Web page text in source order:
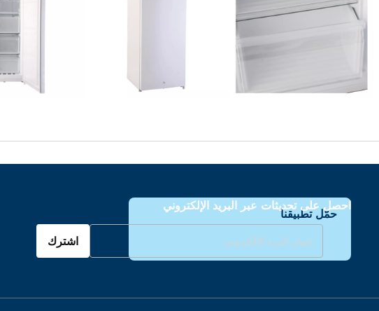
حمّل تطبيقنا
احصل على تحديثات عبر البريد الإلكتروني
اشترك